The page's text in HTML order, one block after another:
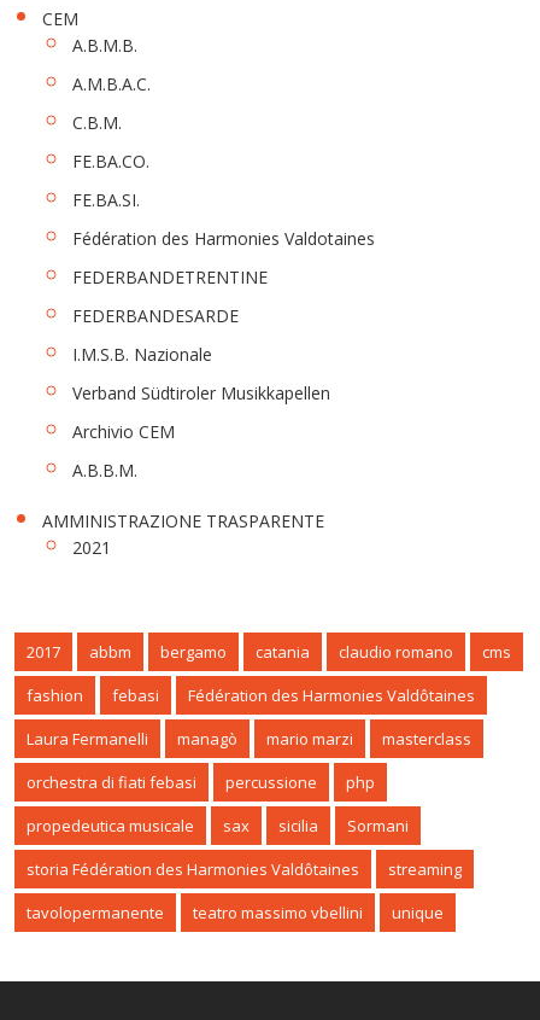
CEM
A.B.M.B.
A.M.B.A.C.
C.B.M.
FE.BA.CO.
FE.BA.SI.
Fédération des Harmonies Valdotaines
FEDERBANDETRENTINE
FEDERBANDESARDE
I.M.S.B. Nazionale
Verband Südtiroler Musikkapellen
Archivio CEM
A.B.B.M.
AMMINISTRAZIONE TRASPARENTE
2021
2017 abbm bergamo catania claudio romano
cms
fashion
febasi
Fédération des Harmonies Valdôtaines
Laura Fermanelli
managò mario marzi
masterclass
orchestra di fiati febasi
percussione
php
propedeutica musicale
sax sicilia
Sormani
storia Fédération des Harmonies Valdôtaines
streaming
tavolopermanente
teatro massimo vbellini unique